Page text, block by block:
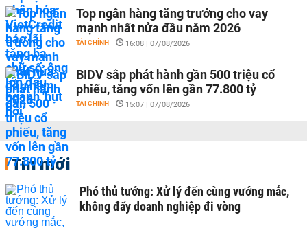
Top ngân hàng tăng trưởng cho vay
mạnh nhất nửa đầu năm 2026
TÀI CHÍNH - 16:08 | 07/08/2026
BIDV sắp phát hành gần 500 triệu cổ
phiếu, tăng vốn lên gần 77.800 tỷ
TÀI CHÍNH - 15:07 | 07/08/2026
Tin mới
Phó thủ tướng: Xử lý đến cùng vướng mắc,
không đẩy doanh nghiệp đi vòng